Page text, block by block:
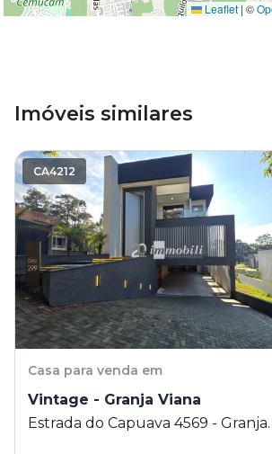
Leaflet | ©
Imóveis similares
CA4212
Casa para venda em
Vintage - Granja Viana
Estrada do Capuava 4569 - Granja